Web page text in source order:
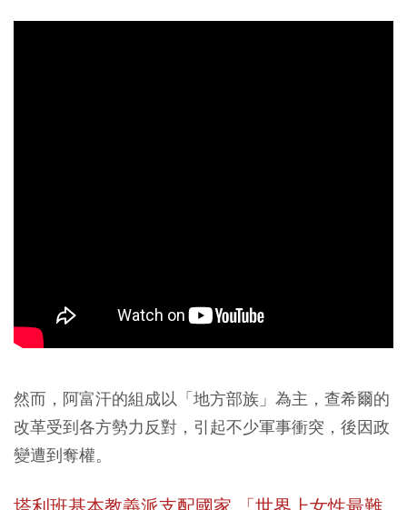
然而，阿富汗的組成以「地方部族」為主，查希爾的
改革受到各方勢力反對，引起不少軍事衝突，後因政
變遭到奪權。